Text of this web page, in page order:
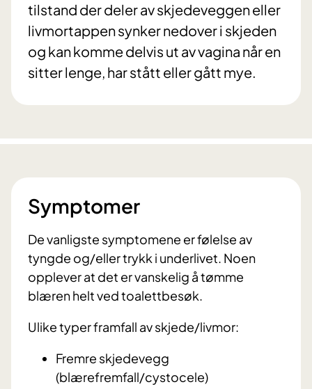
tilstand der deler av skjedeveggen eller
livmortappen synker nedover i skjeden
og kan komme delvis ut av vagina når en
sitter lenge, har stått eller gått mye.
Symptomer
De vanligste symptomene er følelse av
tyngde og/eller trykk i underlivet. Noen
opplever at det er vanskelig å tømme
blæren helt ved toalettbesøk.
Ulike typer framfall av skjede/livmor:
Fremre skjedevegg
(blærefremfall/cystocele)